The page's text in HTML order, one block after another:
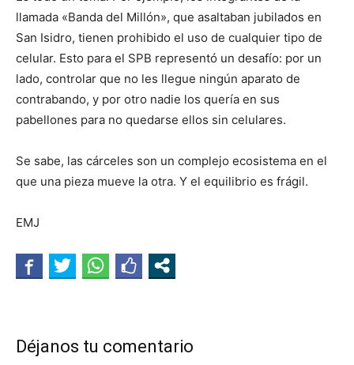
llamada «Banda del Millón», que asaltaban jubilados en
San Isidro, tienen prohibido el uso de cualquier tipo de
celular. Esto para el SPB representó un desafío: por un
lado, controlar que no les llegue ningún aparato de
contrabando, y por otro nadie los quería en sus
pabellones para no quedarse ellos sin celulares.
Se sabe, las cárceles son un complejo ecosistema en el
que una pieza mueve la otra. Y el equilibrio es frágil.
EMJ
Déjanos tu comentario